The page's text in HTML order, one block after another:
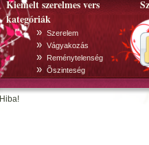
Kiemelt szerelmes vers
kategóriák
» Szerelem
» Vágyakozás
» Reménytelenség
» Õszinteség
Hiba!